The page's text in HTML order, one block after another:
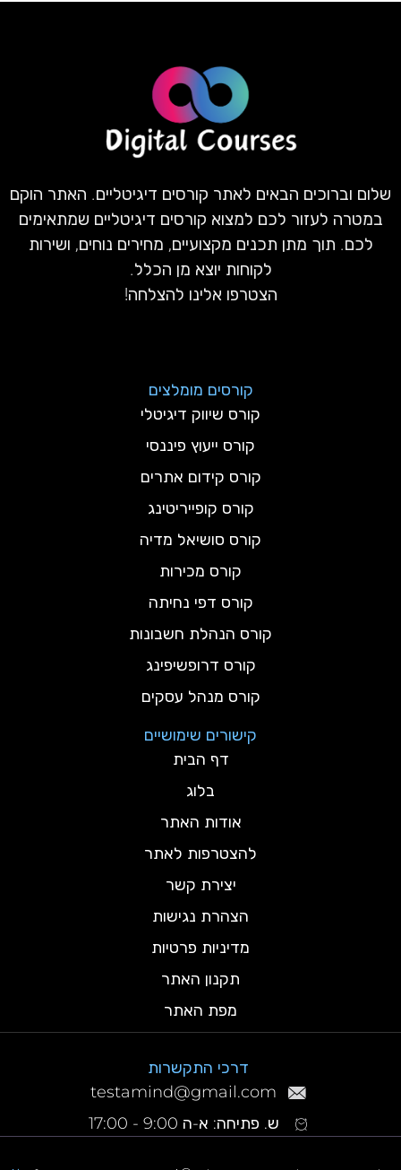
שלום וברוכים הבאים לאתר קורסים דיגיטליים. האתר הוקם
במטרה לעזור לכם למצוא קורסים דיגיטליים שמתאימים
לכם. תוך מתן תכנים מקצועיים, מחירים נוחים, ושירות
לקוחות יוצא מן הכלל.
הצטרפו אלינו להצלחה!
קורסים מומלצים
קורס שיווק דיגיטלי
קורס ייעוץ פיננסי
קורס קידום אתרים
קורס קופייריטינג
קורס סושיאל מדיה
קורס מכירות
קורס דפי נחיתה
קורס הנהלת חשבונות
קורס דרופשיפינג
קורס מנהל עסקים
קישורים שימושיים
דף הבית
בלוג
אודות האתר
להצטרפות לאתר
יצירת קשר
הצהרת נגישות
מדיניות פרטיות
תקנון האתר
מפת האתר
דרכי התקשרות
testamind@gmail.com
ש. פתיחה: א-ה 9:00 - 17:00